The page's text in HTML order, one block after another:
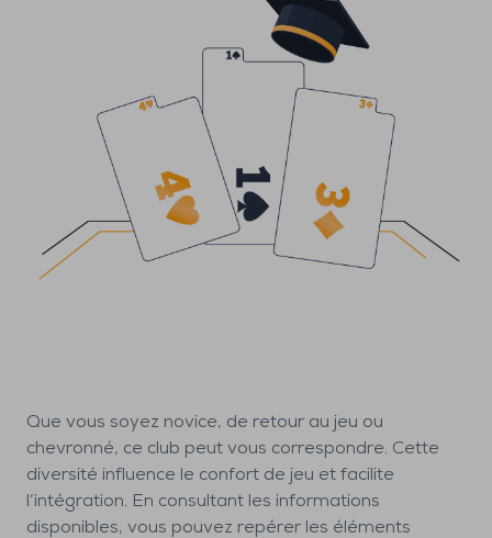
Que vous soyez novice, de retour au jeu ou
chevronné, ce club peut vous correspondre. Cette
diversité influence le confort de jeu et facilite
l’intégration. En consultant les informations
disponibles, vous pouvez repérer les éléments